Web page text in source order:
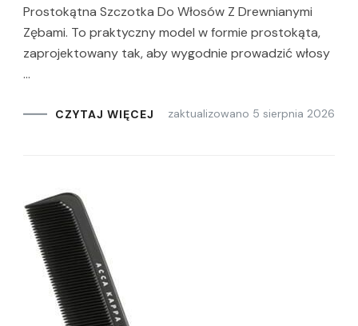
Prostokątna Szczotka Do Włosów Z Drewnianymi
Zębami. To praktyczny model w formie prostokąta,
zaprojektowany tak, aby wygodnie prowadzić włosy
…
CZYTAJ WIĘCEJ zaktualizowano 5 sierpnia 2026